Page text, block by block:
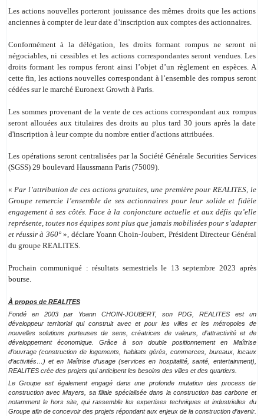
Les actions nouvelles porteront jouissance des mêmes droits que les actions
anciennes à compter de leur date d’inscription aux comptes des actionnaires.
Conformément à la délégation, les droits formant rompus ne seront ni
négociables, ni cessibles et les actions correspondantes seront vendues. Les
droits formant les rompus feront ainsi l’objet d’un règlement en espèces. A
cette fin, les actions nouvelles correspondant à l’ensemble des rompus seront
cédées sur le marché Euronext Growth à Paris.
Les sommes provenant de la vente de ces actions correspondant aux rompus
seront allouées aux titulaires des droits au plus tard 30 jours après la date
d'inscription à leur compte du nombre entier d'actions attribuées.
Les opérations seront centralisées par la Société Générale Securities Services
(SGSS) 29 boulevard Haussmann Paris (75009).
«Par l’attribution de ces actions gratuites, une première pour REALITES, le
Groupe remercie l’ensemble de ses actionnaires pour leur solide et fidèle
engagement à ses côtés. Face à la conjoncture actuelle et aux défis qu’elle
représente, toutes nos équipes sont plus que jamais mobilisées pour s’adapter
et réussir à 360°», déclare Yoann Choin-Joubert, Président Directeur Général
du groupe REALITES.
Prochain communiqué : résultats semestriels le 13 septembre 2023 après
bourse.
À propos de REALITES
Fondé en 2003 par Yoann CHOIN-JOUBERT, son PDG, REALITES est un
développeur territorial qui construit avec et pour les villes et les métropoles de
nouvelles solutions porteuses de sens, créatrices de valeurs, d’attractivité et de
développement économique. Grâce à son double positionnement en Maîtrise
d’ouvrage (construction de logements, habitats gérés, commerces, bureaux, locaux
d’activités…) et en Maîtrise d’usage (services en hospitalité, santé, entertainment),
REALITES crée des projets qui anticipent les besoins des villes et des quartiers.
Le Groupe est également engagé dans une profonde mutation des process de
construction avec Mayers, sa filiale spécialisée dans la construction bas carbone et
notamment le hors site, qui rassemble les expertises techniques et industrielles du
Groupe afin de concevoir des projets répondant aux enjeux de la construction d’avenir.